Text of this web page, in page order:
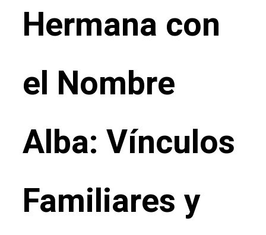
Hermana con
el Nombre
Alba: Vínculos
Familiares y